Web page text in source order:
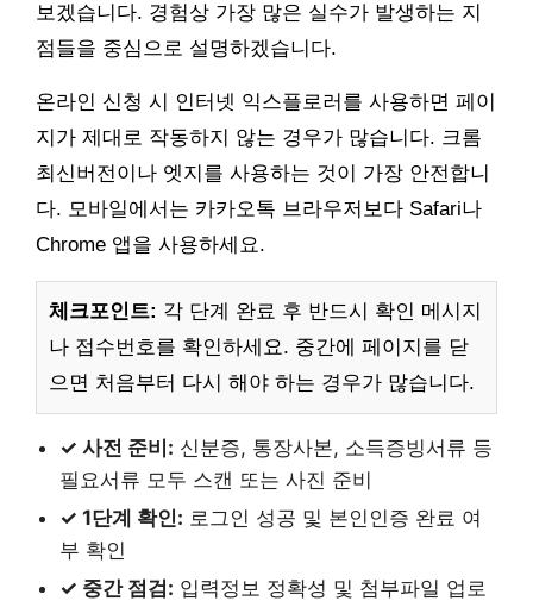
보겠습니다. 경험상 가장 많은 실수가 발생하는 지
점들을 중심으로 설명하겠습니다.
온라인 신청 시 인터넷 익스플로러를 사용하면 페이
지가 제대로 작동하지 않는 경우가 많습니다. 크롬
최신버전이나 엣지를 사용하는 것이 가장 안전합니
다. 모바일에서는 카카오톡 브라우저보다 Safari나
Chrome 앱을 사용하세요.
체크포인트: 각 단계 완료 후 반드시 확인 메시지
나 접수번호를 확인하세요. 중간에 페이지를 닫
으면 처음부터 다시 해야 하는 경우가 많습니다.
✓ 사전 준비: 신분증, 통장사본, 소득증빙서류 등
필요서류 모두 스캔 또는 사진 준비
✓ 1단계 확인: 로그인 성공 및 본인인증 완료 여
부 확인
✓ 중간 점검: 입력정보 정확성 및 첨부파일 업로